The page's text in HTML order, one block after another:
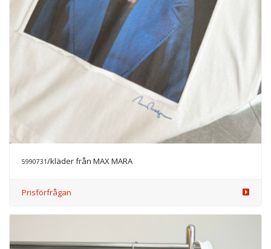
5990731/kläder från MAX MARA
Prisförfrågan